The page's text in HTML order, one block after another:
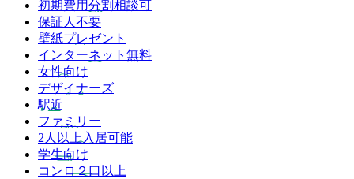
初期費用分割相談可
保証人不要
壁紙プレゼント
インターネット無料
女性向け
デザイナーズ
駅近
ファミリー
2人以上入居可能
学生向け
コンロ２口以上